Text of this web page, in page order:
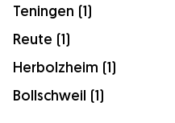
Teningen (1)
Reute (1)
Herbolzheim (1)
Bollschweil (1)